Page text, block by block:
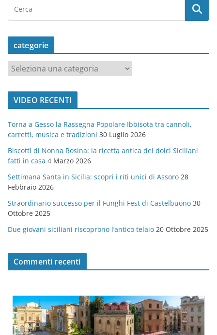
categorie
a
t
o
r
i
e
VIDEO RECENTI
Torna a Gesso la Rassegna Popolare Ibbisota tra cannoli,
carretti, musica e tradizioni 30 Luglio 2026
Biscotti di Nonna Rosina: la ricetta antica dei dolci Siciliani
fatti in casa 4 Marzo 2026
Settimana Santa in Sicilia: scopri i riti unici di Assoro 28
Febbraio 2026
Straordinario successo per il Funghi Fest di Castelbuono 30
Ottobre 2025
Due giovani siciliani riscoprono l’antico telaio 20 Ottobre 2025
Commenti recenti